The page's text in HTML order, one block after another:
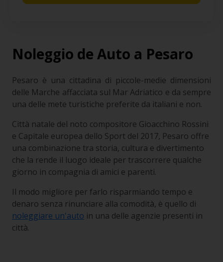
Noleggio de Auto a Pesaro
Pesaro è una cittadina di piccole-medie dimensioni
delle Marche affacciata sul Mar Adriatico e da sempre
una delle mete turistiche preferite da italiani e non.
Città natale del noto compositore Gioacchino Rossini
e Capitale europea dello Sport del 2017, Pesaro offre
una combinazione tra storia, cultura e divertimento
che la rende il luogo ideale per trascorrere qualche
giorno in compagnia di amici e parenti.
Il modo migliore per farlo risparmiando tempo e
denaro senza rinunciare alla comodità, è quello di
noleggiare un'auto in una delle agenzie presenti in
città.